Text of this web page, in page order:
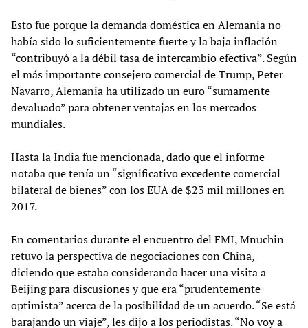
Esto fue porque la demanda doméstica en Alemania no
había sido lo suficientemente fuerte y la baja inflación
“contribuyó a la débil tasa de intercambio efectiva”. Según
el más importante consejero comercial de Trump, Peter
Navarro, Alemania ha utilizado un euro “sumamente
devaluado” para obtener ventajas en los mercados
mundiales.
Hasta la India fue mencionada, dado que el informe
notaba que tenía un “significativo excedente comercial
bilateral de bienes” con los EUA de $23 mil millones en
2017.
En comentarios durante el encuentro del FMI, Mnuchin
retuvo la perspectiva de negociaciones con China,
diciendo que estaba considerando hacer una visita a
Beijing para discusiones y que era “prudentemente
optimista” acerca de la posibilidad de un acuerdo. “Se está
barajando un viaje”, les dijo a los periodistas. “No voy a